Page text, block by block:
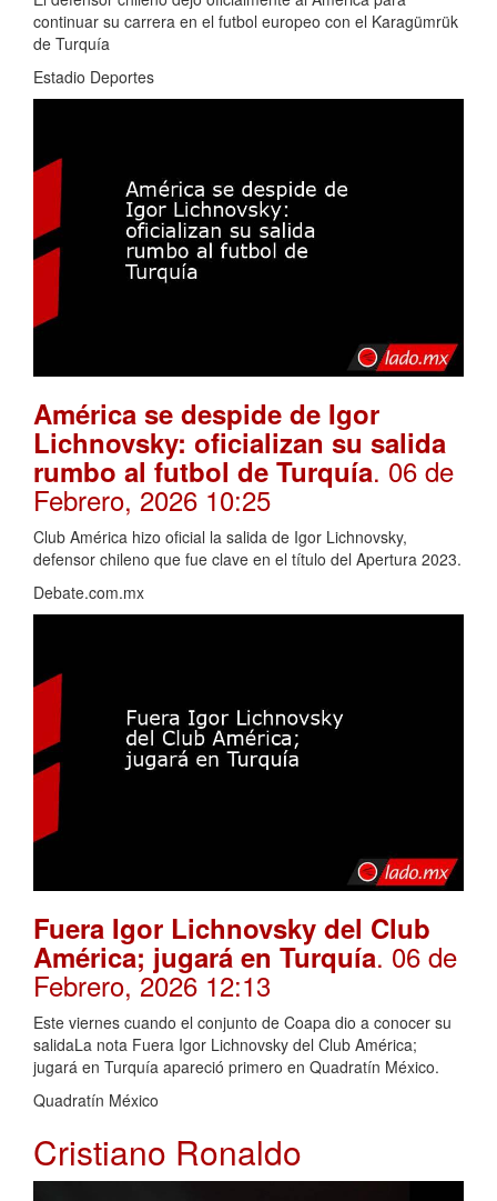
continuar su carrera en el futbol europeo con el Karagümrük
de Turquía
Estadio Deportes
América se despide de Igor
Lichnovsky: oficializan su salida
rumbo al futbol de Turquía. 06 de
Febrero, 2026 10:25
Club América hizo oficial la salida de Igor Lichnovsky,
defensor chileno que fue clave en el título del Apertura 2023.
Debate.com.mx
Fuera Igor Lichnovsky del Club
América; jugará en Turquía. 06 de
Febrero, 2026 12:13
Este viernes cuando el conjunto de Coapa dio a conocer su
salidaLa nota Fuera Igor Lichnovsky del Club América;
jugará en Turquía apareció primero en Quadratín México.
Quadratín México
Cristiano Ronaldo